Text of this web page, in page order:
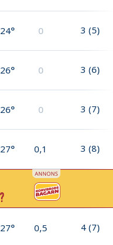
24° 0 3 (5)
26° 0 3 (6)
26° 0 3 (7)
27° 0,1 3 (8)
27° 0,5 4 (7)